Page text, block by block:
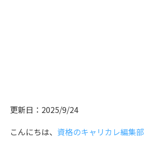
更新日：2025/9/24
こんにちは、 資格のキャリカレ編集部